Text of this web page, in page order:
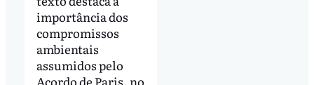
importância dos
compromissos
ambientais
assumidos pelo
Acordo de Paris, no